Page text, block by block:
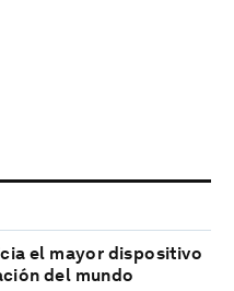
el mayor dispositivo
del mundo